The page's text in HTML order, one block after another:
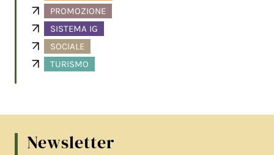
PROMOZIONE
SISTEMA IG
SOCIALE
TURISMO
Newsletter